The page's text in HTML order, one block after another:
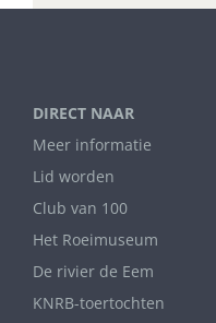
DIRECT NAAR
Meer informatie
Lid worden
Club van 100
Het Roeimuseum
De rivier de Eem
KNRB-toertochten